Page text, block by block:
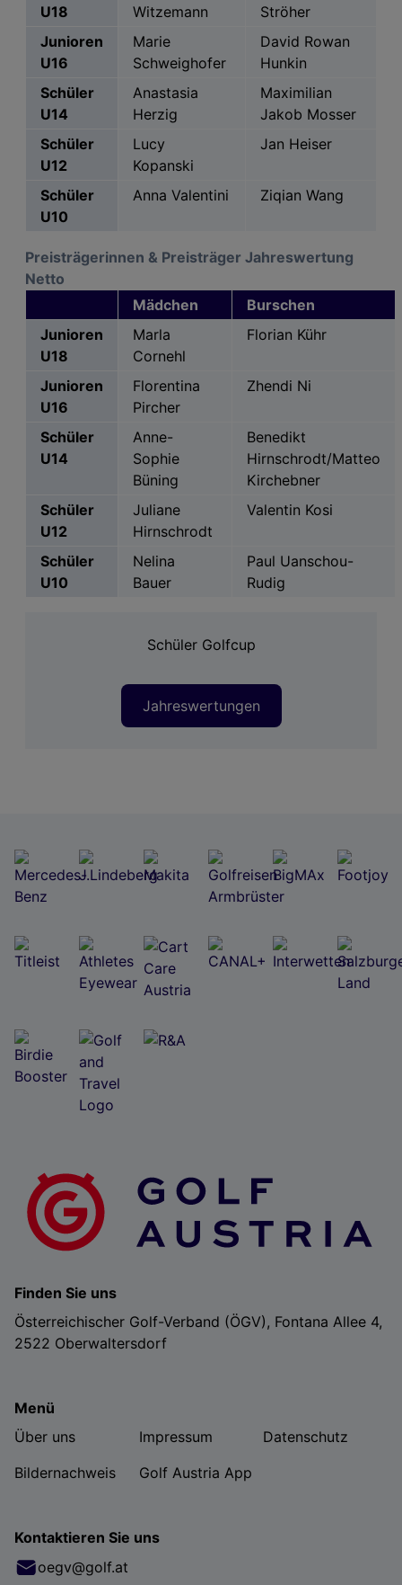
U18
Witzemann
Ströher
Junioren
U16
Marie
Schweighofer
David Rowan
Hunkin
Schüler
U14
Anastasia
Herzig
Maximilian
Jakob Mosser
Schüler
U12
Lucy
Kopanski
Jan Heiser
Schüler
U10
Anna Valentini Ziqian Wang
Preisträgerinnen & Preisträger Jahreswertung
Netto
Mädchen
Burschen
Junioren
U18
Marla
Cornehl
Florian Kühr
Junioren
U16
Florentina
Pircher
Zhendi Ni
Schüler
U14
Anne-
Sophie
Büning
Benedikt
Hirnschrodt/Matteo
Kirchebner
Schüler
U12
Juliane
Hirnschrodt
Valentin Kosi
Schüler
U10
Nelina
Bauer
Paul Uanschou-
Rudig
Schüler Golfcup
Jahreswertungen
Finden Sie uns
Österreichischer Golf-Verband (ÖGV), Fontana Allee 4,
2522 Oberwaltersdorf
Menü
Über uns
Impressum
Datenschutz
Bildernachweis
Golf Austria App
Kontaktieren Sie uns
oegv@golf.at